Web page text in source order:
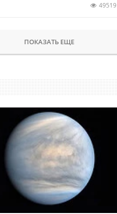
49519
ПОКАЗАТЬ ЕЩЕ